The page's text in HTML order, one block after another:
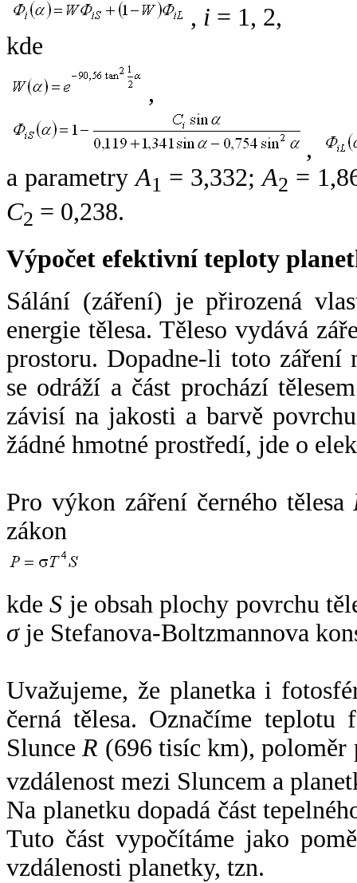
, i = 1, 2,
kde
,
,
a parametryA1 = 3,332;A2 =
C2 = 0,238.
Výpočet efektivní teploty
Sálání (záření) je přirozená
energie tělesa. Těleso vydává
prostoru. Dopadne-li toto záření
se odráží a část prochází
závisí na jakosti a barvě
žádné hmotné prostředí, jde o
Pro výkon záření černého tělesa
zákon
kdeS je obsah plochy povrchu
σje Stefanova-Boltzmannova
Uvažujeme, že planetka i
černá tělesa. Označíme
SlunceR (696 tisíc km),
vzdálenost mezi Sluncem a
Na planetku dopadá část
Tuto část vypočítáme jako
vzdálenosti planetky, tzn.